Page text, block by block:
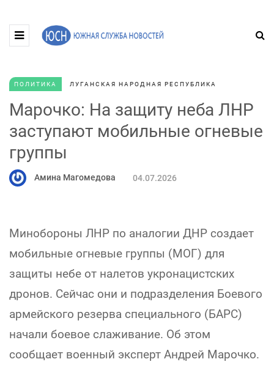
ПОЛИТИКА ЛУГАНСКАЯ НАРОДНАЯ РЕСПУБЛИКА
Марочко: На защиту неба ЛНР
заступают мобильные огневые
группы
Амина Магомедова 04.07.2026
Минобороны ЛНР по аналогии ДНР создает
мобильные огневые группы (МОГ) для
защиты небе от налетов укронацистских
дронов. Сейчас они и подразделения Боевого
армейского резерва специального (БАРС)
начали боевое слаживание. Об этом
сообщает военный эксперт Андрей Марочко.